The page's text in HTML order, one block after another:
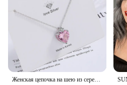
Женская цепочка на шею из серебра 925 пробы с розовым цирконием